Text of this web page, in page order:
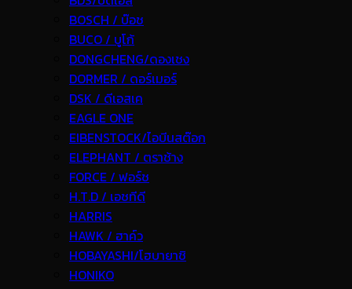
BOSCH / บ๊อช
BUCO / บูโก้
DONGCHENG/ดองเชง
DORMER / ดอร์เมอร์
DSK / ดีเอสเค
EAGLE ONE
EIBENSTOCK/ไอบีนสต๊อก
ELEPHANT / ตราช้าง
FORCE / ฟอร์ช
H.T.D / เอชทีดี
HARRIS
HAWK / ฮาค์ว
HOBAYASHI/โฮบายาชิ
HONIKO